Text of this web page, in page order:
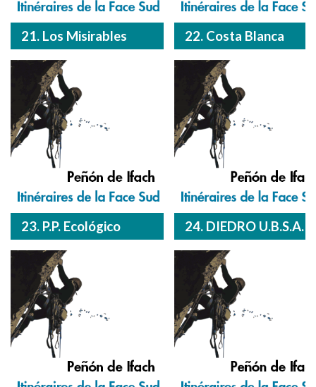
21. Los Misirables 22. Costa Blanca
23. P.P. Ecológico 24. DIEDRO U.B.S.A.